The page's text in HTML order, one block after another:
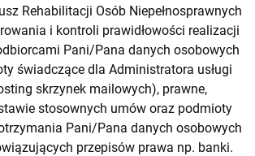
Rehabilitacji Osób Niepełnosprawnych
i kontroli prawidłowości realizacji
Pani/Pana danych osobowych
świadczące dla Administratora usługi
skrzynek mailowych), prawne,
stosownych umów oraz podmioty
Pani/Pana danych osobowych
przepisów prawa np. banki.